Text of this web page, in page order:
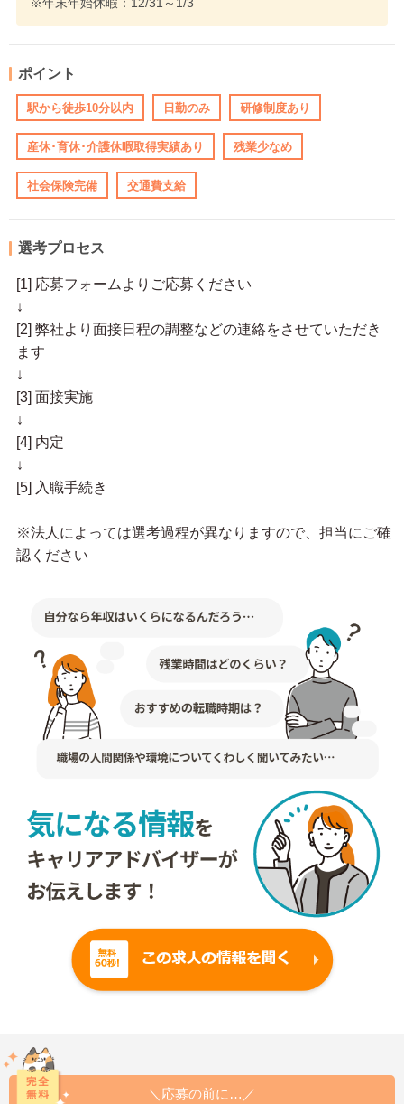
※年末年始休暇：12/31～1/3
ポイント
駅から徒歩10分以内 日勤のみ 研修制度あり
産休･育休･介護休暇取得実績あり 残業少なめ
社会保険完備 交通費支給
選考プロセス
[1] 応募フォームよりご応募ください
↓
[2] 弊社より面接日程の調整などの連絡をさせていただき
ます
↓
[3] 面接実施
↓
[4] 内定
↓
[5] 入職手続き
※法人によっては選考過程が異なりますので、担当にご確
認ください
＼応募の前に…／